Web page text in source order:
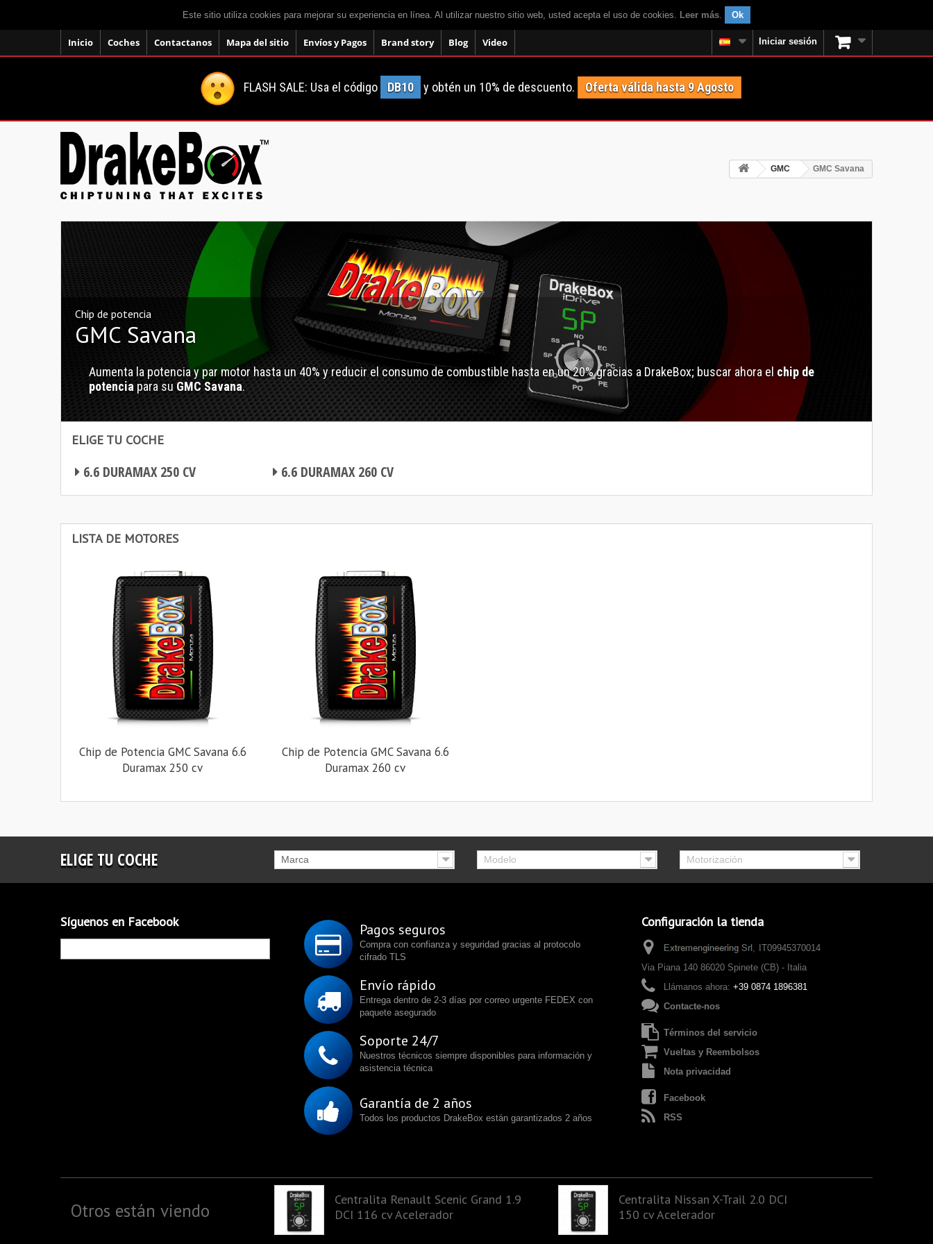
Este sitio utiliza cookies para mejorar su experiencia en línea. Al utilizar nuestro sitio web, usted acepta el uso de cookies. Leer más. Ok
Inicio Coches Contactanos Mapa del sitio Envíos y Pagos Brand story Blog Video Iniciar sesión
FLASH SALE: Usa el código DB10 y obtén un 10% de descuento. Oferta válida hasta 9 Agosto
GMC GMC Savana
Chip de potencia
GMC Savana
Aumenta la potencia y par motor hasta un 40% y reducir el consumo de combustible hasta en un 20% gracias a DrakeBox; buscar ahora el chip de
potencia para su GMC Savana.
ELIGE TU COCHE
6.6 DURAMAX 250 CV 6.6 DURAMAX 260 CV
LISTA DE MOTORES
Chip de Potencia GMC Savana 6.6
Duramax 250 cv
Chip de Potencia GMC Savana 6.6
Duramax 260 cv
ELIGE TU COCHE Marca Modelo Motorización
Síguenos en Facebook Pagos seguros
Compra con confianza y seguridad gracias al protocolo
cifrado TLS
Envío rápido
Entrega dentro de 2-3 días por correo urgente FEDEX con
paquete asegurado
Soporte 24/7
Nuestros técnicos siempre disponibles para información y
asistencia técnica
Garantía de 2 años
Todos los productos DrakeBox están garantizados 2 años
Configuración la tienda
IT09945370014
Via Piana 140 86020 Spinete (CB) - Italia
Llámanos ahora: +39 0874 1896381
Contacte-nos
Términos del servicio
Vueltas y Reembolsos
Nota privacidad
Facebook
RSS
Otros están viendo
Centralita Renault Scenic Grand 1.9
DCI 116 cv Acelerador
Centralita Nissan X-Trail 2.0 DCI
150 cv Acelerador